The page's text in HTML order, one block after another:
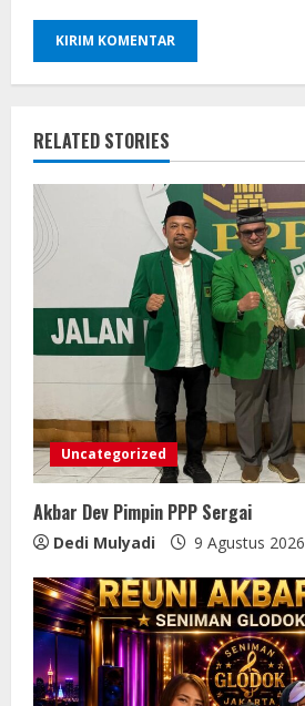
RELATED STORIES
Uncategorized
Akbar Dev Pimpin PPP Sergai
Dedi Mulyadi 9 Agustus 2026